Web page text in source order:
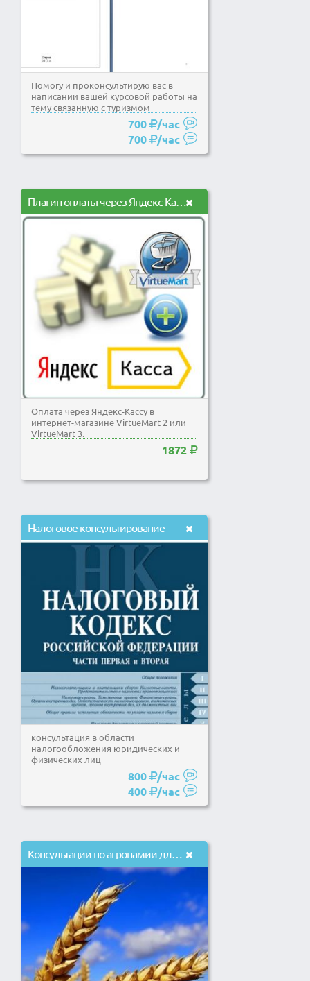
Помогу и проконсультирую вас в
написании вашей курсовой работы на
тему связанную с туризмом
700
/час
700
/час
Плагин оплаты через Яндекс-Кассу для VM2 и VM3
Оплата через Яндекс-Кассу в
интернет-магазине VirtueMart 2 или
VirtueMart 3.
1872
Налоговое консультирование
консультация в области
налогообложения юридических и
физических лиц
800
/час
400
/час